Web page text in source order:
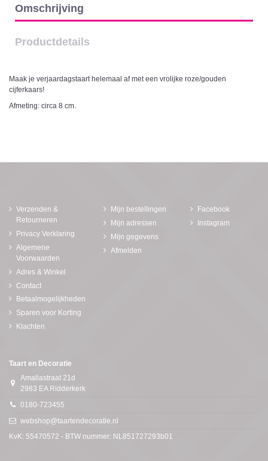
Omschrijving
Productdetails
Maak je verjaardagstaart helemaal af met een vrolijke roze/gouden
cijferkaars!
Afmeting: circa 8 cm.
Verzenden &
Retourneren
Privacy Verklaring
Algemene
Voorwaarden
Adres & Winkel
Contact
Betaalmogelijkheden
Sparen voor Korting
Klachten
Mijn bestellingen
Mijn adressen
Mijn gegevens
Afmelden
Facebook
Instagram
Taart en Decoratie
Amaliastraat 21d
2983 EA Ridderkerk
0180-723455
webshop@taartendecoratie.nl
KvK: 55470572 - BTW nummer: NL851727293b01